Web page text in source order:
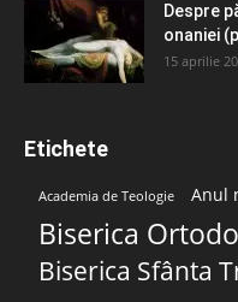
Despre
onaniei
15 aprilie
Etichete
Academia de Teologie Anul
Biserica
Biserica Sfânta